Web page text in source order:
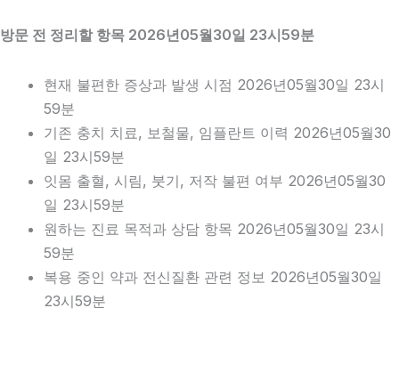
방문 전 정리할 항목 2026년05월30일 23시59분
현재 불편한 증상과 발생 시점 2026년05월30일 23시
59분
기존 충치 치료, 보철물, 임플란트 이력 2026년05월30
일 23시59분
잇몸 출혈, 시림, 붓기, 저작 불편 여부 2026년05월30
일 23시59분
원하는 진료 목적과 상담 항목 2026년05월30일 23시
59분
복용 중인 약과 전신질환 관련 정보 2026년05월30일
23시59분